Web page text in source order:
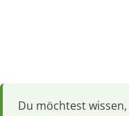
Du möchtest wissen,